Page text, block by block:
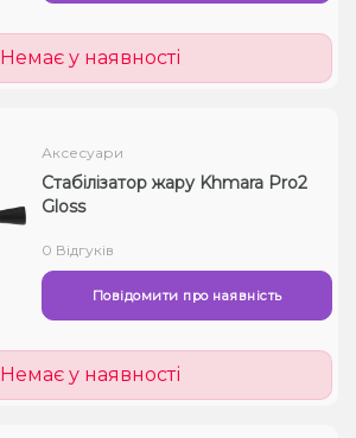
Немає у наявності
Аксесуари
Стабілізатор жару Khmara Pro2
Gloss
0 Відгуків
Повідомити про наявність
Немає у наявності